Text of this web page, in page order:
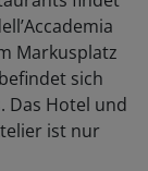
Markusplatz
sich
Das Hotel und
ist nur